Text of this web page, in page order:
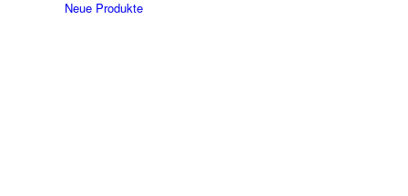
Neue Produkte